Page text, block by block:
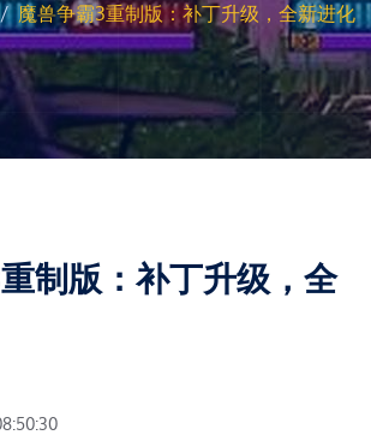
魔兽争霸3重制版：补丁升级，全新进化
制版：补丁升级，全